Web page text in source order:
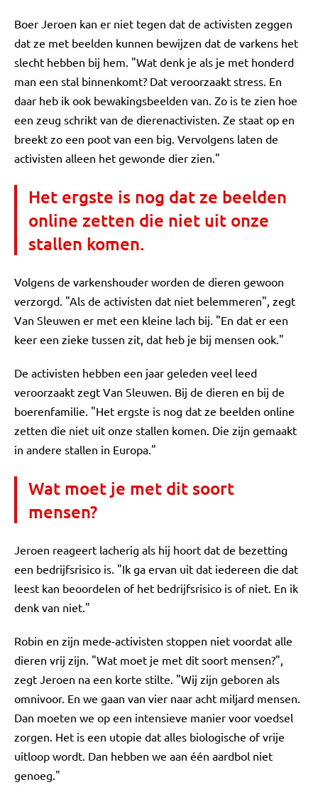
Boer Jeroen kan er niet tegen dat de activisten zeggen
dat ze met beelden kunnen bewijzen dat de varkens het
slecht hebben bij hem. "Wat denk je als je met honderd
man een stal binnenkomt? Dat veroorzaakt stress. En
daar heb ik ook bewakingsbeelden van. Zo is te zien hoe
een zeug schrikt van de dierenactivisten. Ze staat op en
breekt zo een poot van een big. Vervolgens laten de
activisten alleen het gewonde dier zien."
Het ergste is nog dat ze beelden
online zetten die niet uit onze
stallen komen.
Volgens de varkenshouder worden de dieren gewoon
verzorgd. "Als de activisten dat niet belemmeren", zegt
Van Sleuwen er met een kleine lach bij. "En dat er een
keer een zieke tussen zit, dat heb je bij mensen ook."
De activisten hebben een jaar geleden veel leed
veroorzaakt zegt Van Sleuwen. Bij de dieren en bij de
boerenfamilie. "Het ergste is nog dat ze beelden online
zetten die niet uit onze stallen komen. Die zijn gemaakt
in andere stallen in Europa."
Wat moet je met dit soort
mensen?
Jeroen reageert lacherig als hij hoort dat de bezetting
een bedrijfsrisico is. "Ik ga ervan uit dat iedereen die dat
leest kan beoordelen of het bedrijfsrisico is of niet. En ik
denk van niet."
Robin en zijn mede-activisten stoppen niet voordat alle
dieren vrij zijn. "Wat moet je met dit soort mensen?",
zegt Jeroen na een korte stilte. "Wij zijn geboren als
omnivoor. En we gaan van vier naar acht miljard mensen.
Dan moeten we op een intensieve manier voor voedsel
zorgen. Het is een utopie dat alles biologische of vrije
uitloop wordt. Dan hebben we aan één aardbol niet
genoeg."